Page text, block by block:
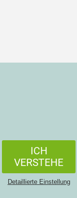
ICH
VERSTEHE
Detaillierte Einstellung